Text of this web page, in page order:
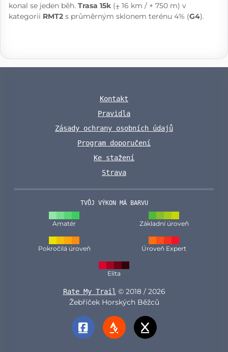
konal se jeden běh. Trasa 15k (⨦ 16 km / + 750 m) v
kategorii RMT2 s průměrným sklonem terénu 4% (G4).
Kontakt
Pravidla
Zásady ochrany osobních údajů
Program doporučení
Ke stažení
Strava
TVŮJ VÝKON MÁ BARVU
Amatér Základní úroveň
Pokročilá úroveň Úroveň Expert
Elita
Rate My Trail © 2018 / 2026
Žebříček Horských Běžců